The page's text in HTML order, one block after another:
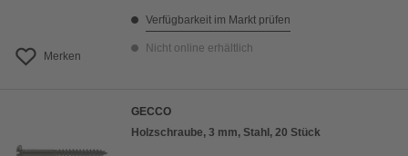
Merken
Verfügbarkeit im Markt prüfen
Nicht online erhältlich
GECCO
Holzschraube, 3 mm, Stahl, 20 Stück